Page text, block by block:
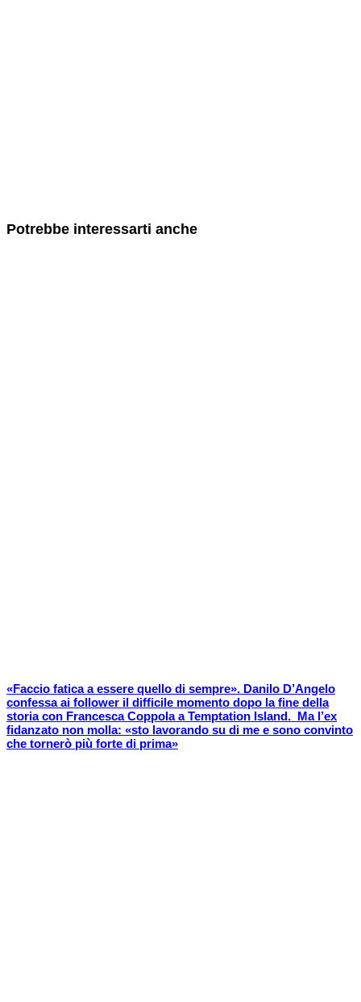
Potrebbe interessarti anche
«Faccio fatica a essere quello di sempre». Danilo D’Angelo
confessa ai follower il difficile momento dopo la fine della
storia con Francesca Coppola a Temptation Island. Ma l’ex
fidanzato non molla: «sto lavorando su di me e sono convinto
che tornerò più forte di prima»